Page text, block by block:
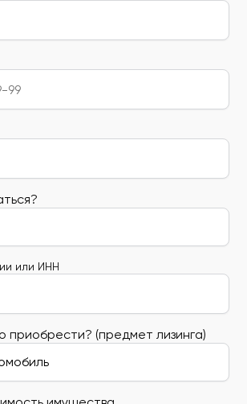
или ИНН
приобрести? (предмет лизинга)